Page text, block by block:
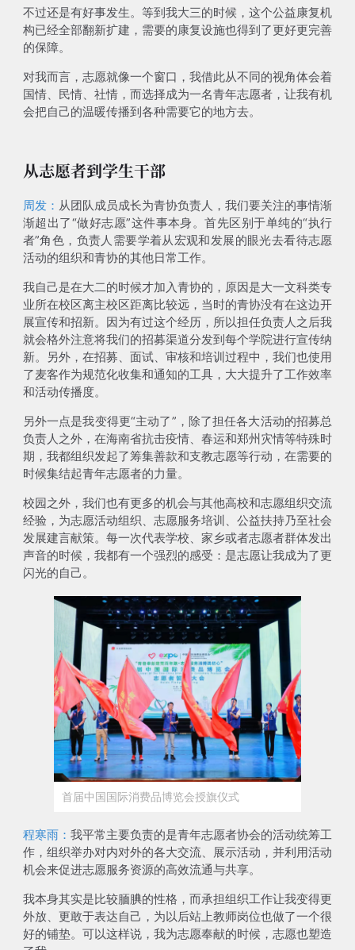
不过还是有好事发生。等到我大三的时候，这个公益康复机
构已经全部翻新扩建，需要的康复设施也得到了更好更完善
的保障。
对我而言，志愿就像一个窗口，我借此从不同的视角体会着
国情、民情、社情，而选择成为一名青年志愿者，让我有机
会把自己的温暖传播到各种需要它的地方去。
从志愿者到学生干部
周发： 从团队成员成长为青协负责人，我们要关注的事情渐
渐超出了“做好志愿”这件事本身。首先区别于单纯的“执行
者”角色，负责人需要学着从宏观和发展的眼光去看待志愿
活动的组织和青协的其他日常工作。
我自己是在大二的时候才加入青协的，原因是大一文科类专
业所在校区离主校区距离比较远，当时的青协没有在这边开
展宣传和招新。因为有过这个经历，所以担任负责人之后我
就会格外注意将我们的招募渠道分发到每个学院进行宣传纳
新。另外， 在招募、面试、审核和培训过程中，我们也使用
了麦客作为规范化收集和通知的工具，大大提升了工作效率
和活动传播度。
另外一点是我变得更“主动了”，除了担任各大活动的招募总
负责人之外，在海南省抗击疫情、春运和郑州灾情等特殊时
期，我都组织发起了筹集善款和支教志愿等行动 ，在需要的
时候集结起青年志愿者的力量。
校园之外，我们也有更多的机会与其他高校和志愿组织交流
经验， 为志愿活动组织、志愿服务培训、公益扶持乃至社会
发展建言献策。每一次代表学校、家乡或者志愿者群体发出
声音的时候，我都有一个强烈的感受： 是志愿让我成为了更
闪光的自己。
首届中国国际消费品博览会授旗仪式
程寒雨： 我平常主要负责的是青年志愿者协会的活动统筹工
作，组织举办对内对外的各大交流、展示活动，并利用活动
机会来促进志愿服务资源的高效流通与共享。
我本身其实是比较腼腆的性格，而承担组织工作让我变得更
外放、更敢于表达自己，为以后站上教师岗位也做了一个很
好的铺垫。可以这样说， 我为志愿奉献的时候，志愿也塑造